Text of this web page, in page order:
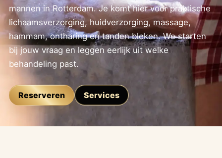
mannen in Rotterdam. Je komt hier voor praktische
lichaamsverzorging, huidverzorging, massage,
hammam, ontharing en tanden bleken. We starten
bij jouw vraag en leggen eerlijk uit welke
behandeling past.
Reserveren Services